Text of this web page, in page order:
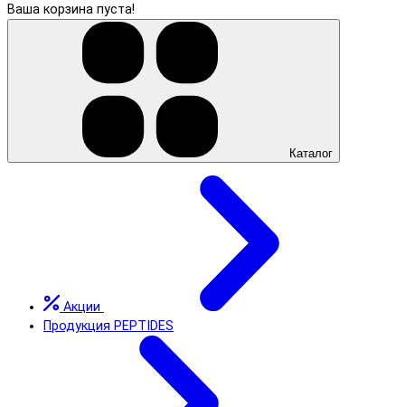
Ваша корзина пуста!
Каталог
Акции
Продукция PEPTIDES